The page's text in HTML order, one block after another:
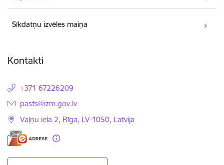
Sīkdatņu izvēles maiņa
Kontakti
+371 67226209
E-pasts:
pasts@izm.gov.lv
Vaļņu iela 2, Rīga, LV-1050, Latvija